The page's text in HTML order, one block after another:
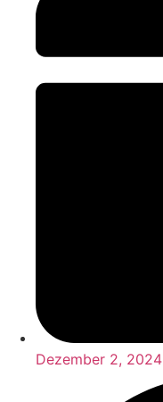
Dezember 2, 2024